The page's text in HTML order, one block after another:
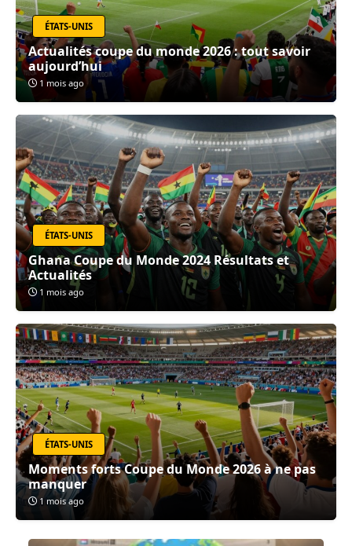
ÉTATS-UNIS
Actualités coupe du monde 2026 : tout savoir
aujourd’hui
1 mois ago
ÉTATS-UNIS
Ghana Coupe du Monde 2024 Résultats et
Actualités
1 mois ago
ÉTATS-UNIS
Moments forts Coupe du Monde 2026 à ne pas
manquer
1 mois ago